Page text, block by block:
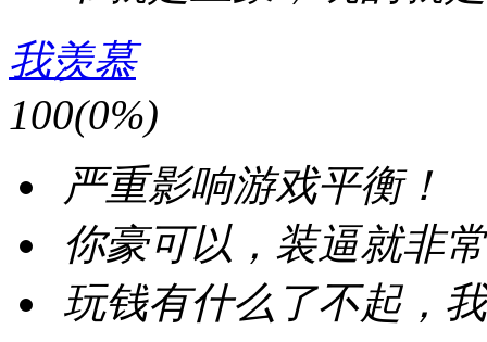
我羡慕
100(0%)
严重影响游戏平衡！
你豪可以，装逼就非
玩钱有什么了不起，